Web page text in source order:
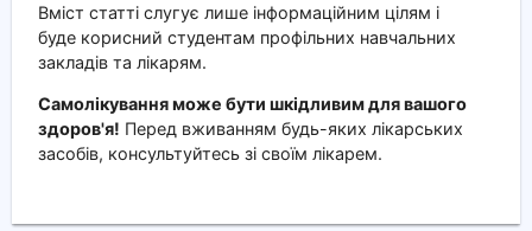
Вміст статті слугує лише інформаційним цілям і
буде корисний студентам профільних навчальних
закладів та лікарям.
Самолікування може бути шкідливим для вашого
здоров'я! Перед вживанням будь-яких лікарських
засобів, консультуйтесь зі своїм лікарем.